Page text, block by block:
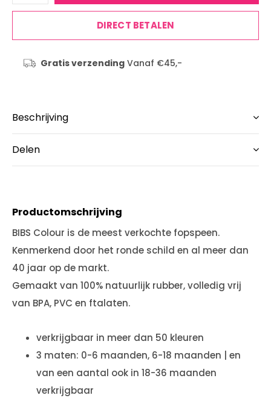
DIRECT BETALEN
Gratis verzendingVanaf €45,-
Beschrijving
Delen
Productomschrijving
BIBS Colour is de meest verkochte fopspeen.
Kenmerkend door het ronde schild en al meer dan
40 jaar op de markt.
Gemaakt van 100% natuurlijk rubber, volledig vrij
van BPA, PVC en ftalaten.
verkrijgbaar in meer dan 50 kleuren
3 maten: 0-6 maanden, 6-18 maanden | en
van een aantal ook in 18-36 maanden
verkrijgbaar